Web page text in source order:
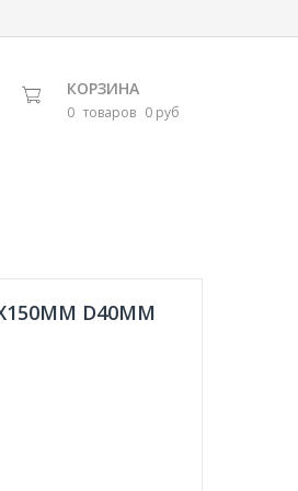
КОРЗИНА
0 товаров 0 руб
D40ММ